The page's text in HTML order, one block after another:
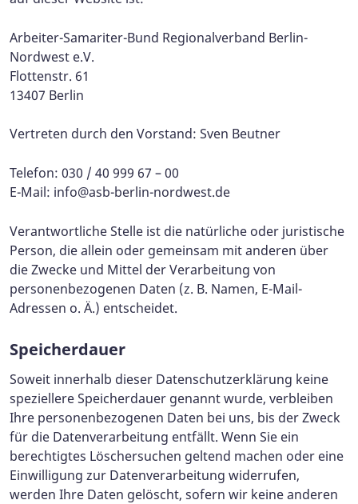
Arbeiter-Samariter-Bund Regionalverband Berlin-
Nordwest e.V.
Flottenstr. 61
13407 Berlin
Vertreten durch den Vorstand: Sven Beutner
Telefon: 030 / 40 999 67 – 00
E-Mail: info@asb-berlin-nordwest.de
Verantwortliche Stelle ist die natürliche oder juristische
Person, die allein oder gemeinsam mit anderen über
die Zwecke und Mittel der Verarbeitung von
personenbezogenen Daten (z. B. Namen, E-Mail-
Adressen o. Ä.) entscheidet.
Speicherdauer
Soweit innerhalb dieser Datenschutzerklärung keine
speziellere Speicherdauer genannt wurde, verbleiben
Ihre personenbezogenen Daten bei uns, bis der Zweck
für die Datenverarbeitung entfällt. Wenn Sie ein
berechtigtes Löschersuchen geltend machen oder eine
Einwilligung zur Datenverarbeitung widerrufen,
werden Ihre Daten gelöscht, sofern wir keine anderen